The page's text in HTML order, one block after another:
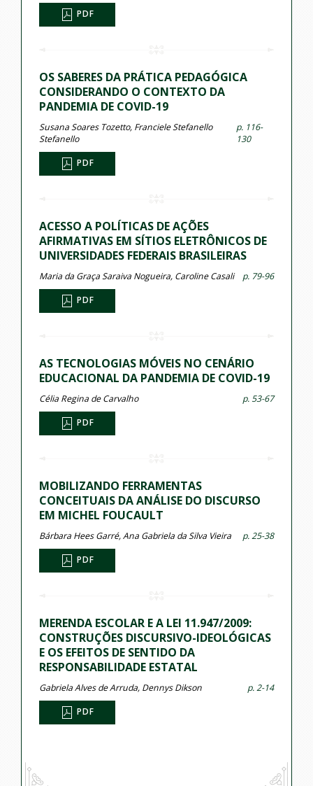
PDF
OS SABERES DA PRÁTICA PEDAGÓGICA
CONSIDERANDO O CONTEXTO DA
PANDEMIA DE COVID-19
Susana Soares Tozetto, Franciele Stefanello
Stefanello
p. 116-
130
PDF
ACESSO A POLÍTICAS DE AÇÕES
AFIRMATIVAS EM SÍTIOS ELETRÔNICOS DE
UNIVERSIDADES FEDERAIS BRASILEIRAS
Maria da Graça Saraiva Nogueira, Caroline Casali p. 79-96
PDF
AS TECNOLOGIAS MÓVEIS NO CENÁRIO
EDUCACIONAL DA PANDEMIA DE COVID-19
Célia Regina de Carvalho p. 53-67
PDF
MOBILIZANDO FERRAMENTAS
CONCEITUAIS DA ANÁLISE DO DISCURSO
EM MICHEL FOUCAULT
Bárbara Hees Garré, Ana Gabriela da Silva Vieira p. 25-38
PDF
MERENDA ESCOLAR E A LEI 11.947/2009:
CONSTRUÇÕES DISCURSIVO-IDEOLÓGICAS
E OS EFEITOS DE SENTIDO DA
RESPONSABILIDADE ESTATAL
Gabriela Alves de Arruda, Dennys Dikson p. 2-14
PDF